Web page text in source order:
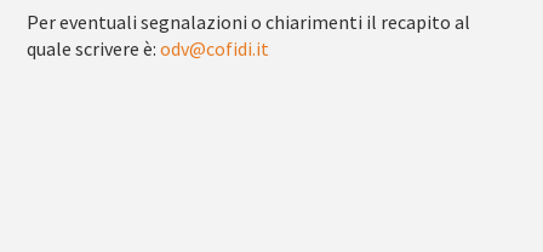
Per eventuali segnalazioni o chiarimenti il recapito al
quale scrivere è:odv@cofidi.it